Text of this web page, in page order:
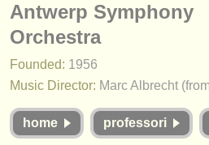
corsi
concorsi/premi
strumenti rubati
Antwerp Symphony
Orchestra
Founded: 1956
Music Director: Marc Albrecht
home professori